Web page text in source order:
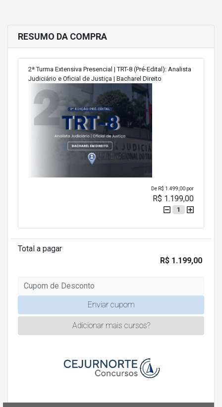
RESUMO DA COMPRA
2ª Turma Extensiva Presencial | TRT-8 (Pré-Edital): Analista
Judiciário e Oficial de Justiça | Bacharel Direito
De R$ 1.499,00 por
R$ 1.199,00
1
Total a pagar
R$ 1.199,00
Enviar cupom
Adicionar mais cursos?